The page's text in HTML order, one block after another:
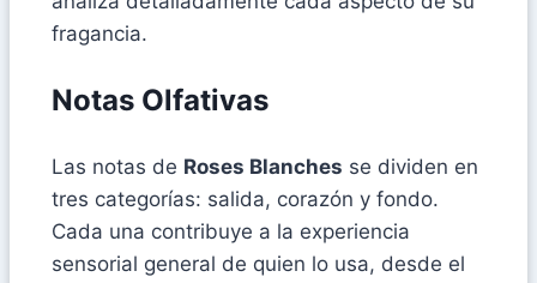
fragancia.
Notas Olfativas
Las notas de Roses Blanches se dividen en
tres categorías: salida, corazón y fondo.
Cada una contribuye a la experiencia
sensorial general de quien lo usa, desde el